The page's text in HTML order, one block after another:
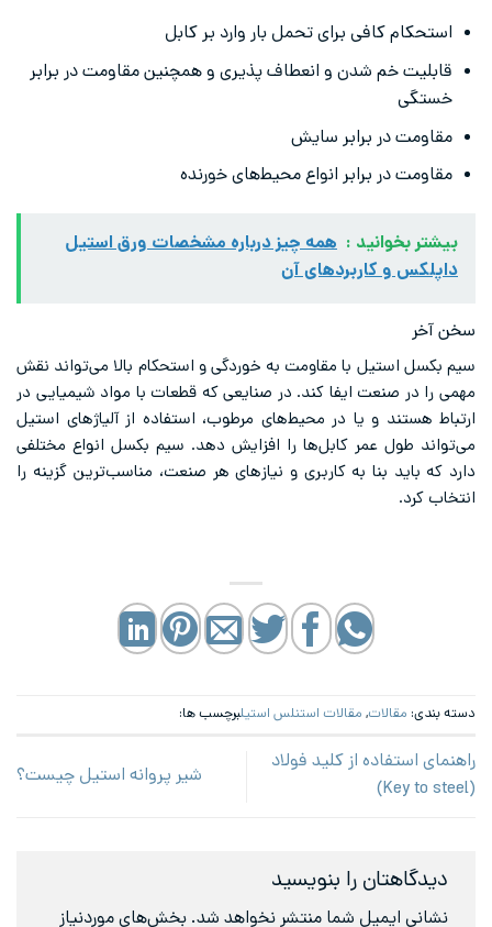
استحکام کافی برای تحمل بار وارد بر کابل
قابلیت خم شدن و انعطاف پذیری و همچنین مقاومت در برابر
خستگی
مقاومت در برابر سایش
مقاومت در برابر انواع محیط‌های خورنده
بیشتر بخوانید : همه چیز درباره مشخصات ورق استیل
داپلکس و کاربرد‌های آن
سخن آخر
سیم بکسل استیل با مقاومت به خوردگی و استحکام بالا می‌تواند نقش
مهمی را در صنعت ایفا کند. در صنایعی که قطعات با مواد شیمیایی در
ارتباط هستند و یا در محیط‌های مرطوب، استفاده از آلیاژهای استیل
می‌تواند طول عمر کابل‌ها را افزایش دهد. سیم بکسل انواع مختلفی
دارد که باید بنا به کاربری و نیازهای هر صنعت، مناسب‌ترین گزینه را
انتخاب کرد.
دسته بندی: مقالات, مقالات استنلس استیلبرچسب ها:
راهنمای استفاده از کلید فولاد
(Key to steel)
شیر پروانه استیل چیست؟
دیدگاهتان را بنویسید
نشانی ایمیل شما منتشر نخواهد شد. بخش‌های موردنیاز